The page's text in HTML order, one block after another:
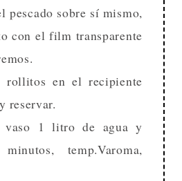
pescado sobre sí mismo,
con el film transparente
rollitos en el recipiente
reservar.
vaso 1 litro de agua y
temp.Varoma,